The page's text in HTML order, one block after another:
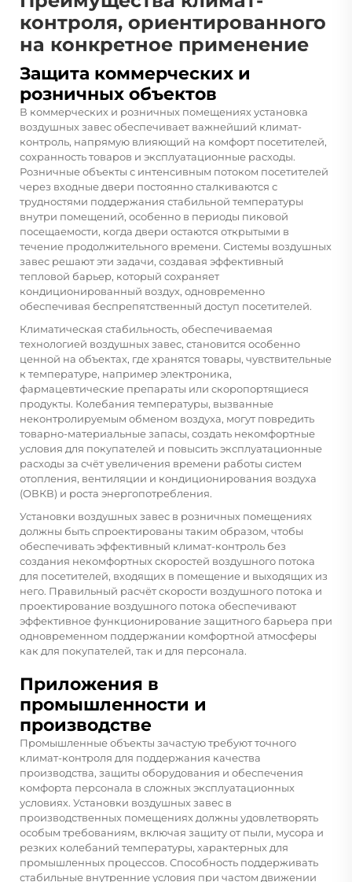
контроля, ориентированного
на конкретное применение
Защита коммерческих и
розничных объектов
В коммерческих и розничных помещениях установка
воздушных завес обеспечивает важнейший климат-
контроль, напрямую влияющий на комфорт посетителей,
сохранность товаров и эксплуатационные расходы.
Розничные объекты с интенсивным потоком посетителей
через входные двери постоянно сталкиваются с
трудностями поддержания стабильной температуры
внутри помещений, особенно в периоды пиковой
посещаемости, когда двери остаются открытыми в
течение продолжительного времени. Системы воздушных
завес решают эти задачи, создавая эффективный
тепловой барьер, который сохраняет
кондиционированный воздух, одновременно
обеспечивая беспрепятственный доступ посетителей.
Климатическая стабильность, обеспечиваемая
технологией воздушных завес, становится особенно
ценной на объектах, где хранятся товары, чувствительные
к температуре, например электроника,
фармацевтические препараты или скоропортящиеся
продукты. Колебания температуры, вызванные
неконтролируемым обменом воздуха, могут повредить
товарно-материальные запасы, создать некомфортные
условия для покупателей и повысить эксплуатационные
расходы за счёт увеличения времени работы систем
отопления, вентиляции и кондиционирования воздуха
(ОВКВ) и роста энергопотребления.
Установки воздушных завес в розничных помещениях
должны быть спроектированы таким образом, чтобы
обеспечивать эффективный климат-контроль без
создания некомфортных скоростей воздушного потока
для посетителей, входящих в помещение и выходящих из
него. Правильный расчёт скорости воздушного потока и
проектирование воздушного потока обеспечивают
эффективное функционирование защитного барьера при
одновременном поддержании комфортной атмосферы
как для покупателей, так и для персонала.
Приложения в
промышленности и
производстве
Промышленные объекты зачастую требуют точного
климат-контроля для поддержания качества
производства, защиты оборудования и обеспечения
комфорта персонала в сложных эксплуатационных
условиях. Установки воздушных завес в
производственных помещениях должны удовлетворять
особым требованиям, включая защиту от пыли, мусора и
резких колебаний температуры, характерных для
промышленных процессов. Способность поддерживать
стабильные внутренние условия при частом движении